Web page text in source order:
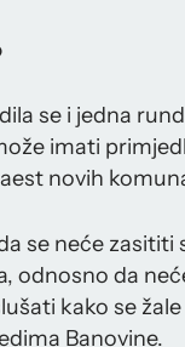
se i jedna
imati
novih
se neće zasititi
odnosno da
kako se
Banovine.